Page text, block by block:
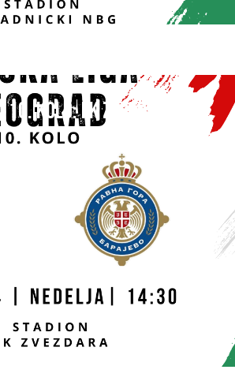
10. kolo: FK ZVEZDARA – FK